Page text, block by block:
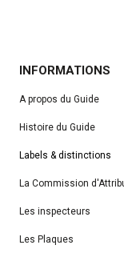
INFORMATIONS
A propos du Guide
Histoire du Guide
Labels & distinctions
La Commission
Les inspecteurs
Les Plaques